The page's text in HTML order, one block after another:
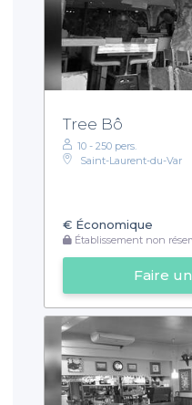
Tree Bô
10 - 250 pers.
Saint-Laurent-du-Var
€ Économique
Établissement non
Faire